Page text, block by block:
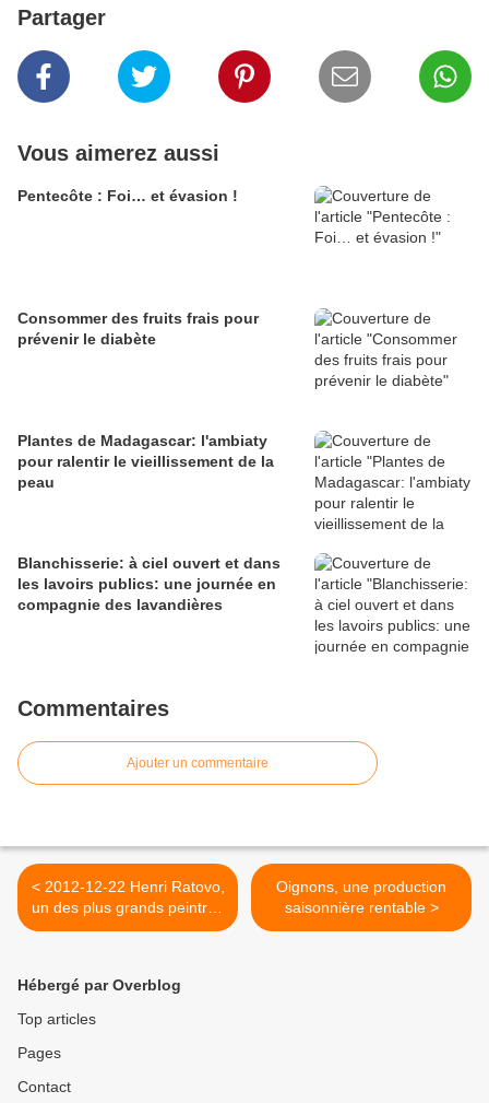
Partager
Vous aimerez aussi
Pentecôte : Foi… et évasion !
Consommer des fruits frais pour
prévenir le diabète
Plantes de Madagascar: l'ambiaty
pour ralentir le vieillissement de la
peau
Blanchisserie: à ciel ouvert et dans
les lavoirs publics: une journée en
compagnie des lavandières
Commentaires
Ajouter un commentaire
< 2012-12-22 Henri Ratovo,
un des plus grands peintres
classiques
Oignons, une production
saisonnière rentable >
Hébergé par Overblog
Top articles
Pages
Contact